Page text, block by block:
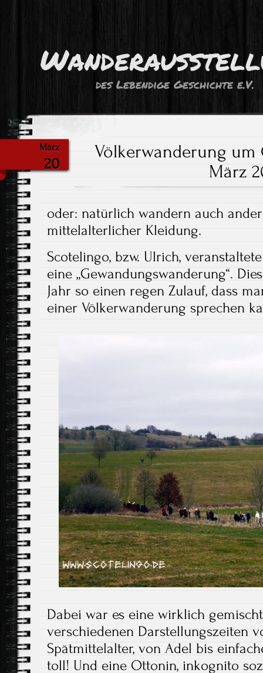
des Lebendige Geschichte e.V.
März
20
Völkerwanderung
März
oder: natürlich wandern auch
mittelalterlicher Kleidung.
Scotelingo, bzw. Ulrich,
eine „Gewandungswanderung“.
Jahr so einen regen Zulauf, dass
einer Völkerwanderung sprechen
Dabei war es eine wirklich
verschiedenen Darstellungszeiten
Spätmittelalter, von Adel bis
toll! Und eine Ottonin, inkognito